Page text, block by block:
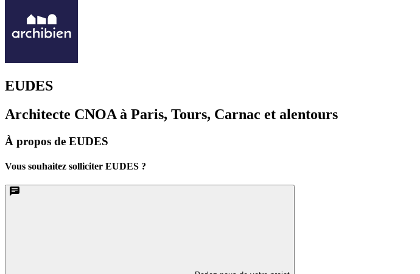
EUDES
Architecte CNOA à Paris, Tours, Carnac et alentours
À propos de EUDES
Vous souhaitez solliciter EUDES ?